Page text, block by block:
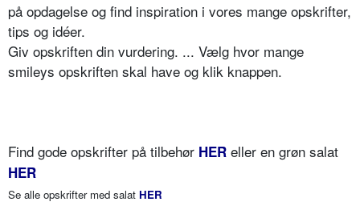
på opdagelse og find inspiration i vores mange opskrifter,
tips og idéer.
Giv opskriften din vurdering. ... Vælg hvor mange
smileys opskriften skal have og klik knappen.
Find gode opskrifter på tilbehør HER eller en grøn salat
HER
Se alle opskrifter med salat HER